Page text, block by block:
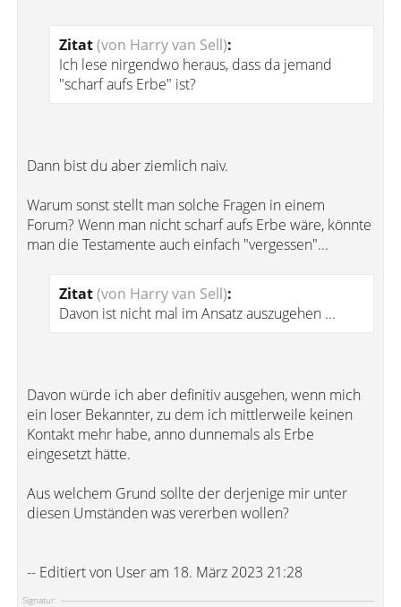
Zitat(von Harry van Sell):
Ich lese nirgendwo heraus, dass da jemand
"scharf aufs Erbe" ist?
Dann bist du aber ziemlich naiv.
Warum sonst stellt man solche Fragen in einem
Forum? Wenn man nicht scharf aufs Erbe wäre, könnte
man die Testamente auch einfach "vergessen"...
Zitat(von Harry van Sell):
Davon ist nicht mal im Ansatz auszugehen ...
Davon würde ich aber definitiv ausgehen, wenn mich
ein loser Bekannter, zu dem ich mittlerweile keinen
Kontakt mehr habe, anno dunnemals als Erbe
eingesetzt hätte.
Aus welchem Grund sollte der derjenige mir unter
diesen Umständen was vererben wollen?
-- Editiert von User am 18. März 2023 21:28
Signatur: